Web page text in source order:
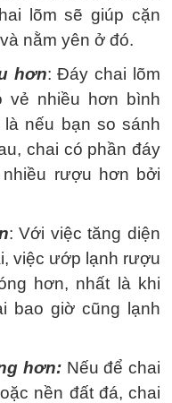
lõm sẽ giúp cặn
nằm yên ở đó.
hơn: Đáy chai lõm
vẻ nhiều hơn bình
nếu bạn so sánh
chai có phần đáy
rượu hơn bởi
: Với việc tăng diện
việc ướp lạnh rượu
hơn, nhất là khi
bao giờ cũng lạnh
hơn: Nếu để chai
nền đất đá, chai